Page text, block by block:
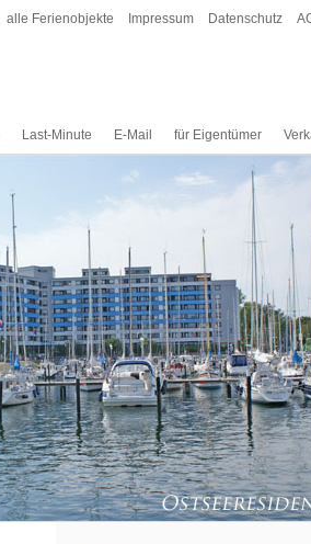
alle Ferienobjekte Impressum Datenschutz
Last-Minute E-Mail für Eigentümer